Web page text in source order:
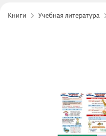
Книги Учебная литература